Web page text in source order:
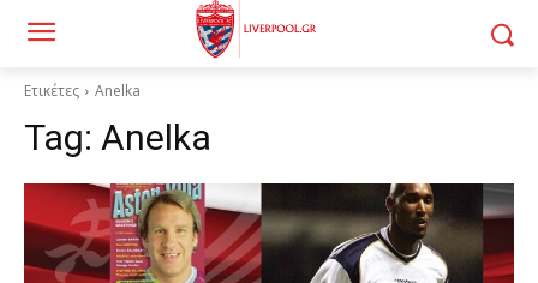
Ετικέτες Anelka
Tag: Anelka